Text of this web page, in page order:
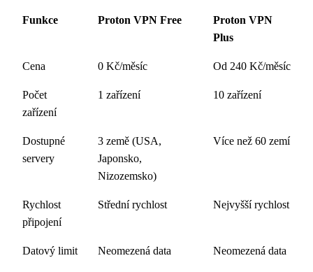
Funkce Proton VPN Free
Proton VPN
Plus
Cena 0 Kč/měsíc Od 240 Kč/měsíc
Počet
zařízení
1 zařízení 10 zařízení
Dostupné
servery
3 země (USA,
Japonsko,
Nizozemsko)
Více než 60 zemí
Rychlost
připojení
Střední rychlost Nejvyšší rychlost
Datový limit Neomezená data Neomezená data